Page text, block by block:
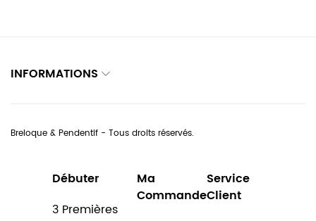
INFORMATIONS
Breloque & Pendentif - Tous droits réservés.
Débuter
3 Premières
Ma
Commande
Service
Client